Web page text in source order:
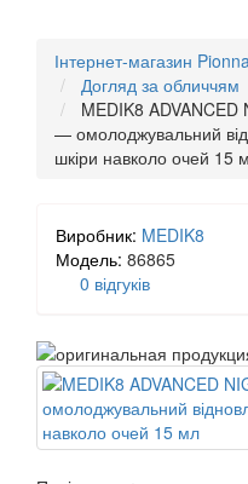
Інтернет-магазин
Догляд за обличчям
MEDIK8
— омолоджувальний
шкіри навколо очей 15
Виробник: MEDIK8
Модель: 86865
0 відгуків